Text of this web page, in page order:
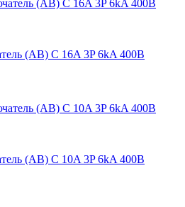
(АВ) C 16A 3P 6kA 400В
(АВ) C 10A 3P 6kA 400В